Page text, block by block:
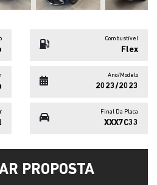
Combustível
Flex
Ano/Modelo
2023/2023
Final Da Placa
XXX7C33
PROPOSTA